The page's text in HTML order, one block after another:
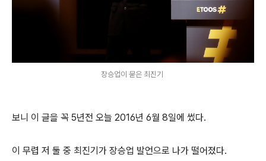
장승업이 묻은 최진기
보니 이 글을 꼭 5년전 오늘 2016년 6월 8일에 썼다.
이 무렵 저 둘 중 최진기가 장승업 발언으로 나가 떨어졌다.